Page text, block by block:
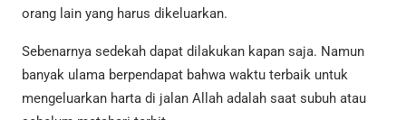
orang lain yang harus dikeluarkan.
Sebenarnya sedekah dapat dilakukan kapan saja. Namun
banyak ulama berpendapat bahwa waktu terbaik untuk
mengeluarkan harta di jalan Allah adalah saat subuh atau